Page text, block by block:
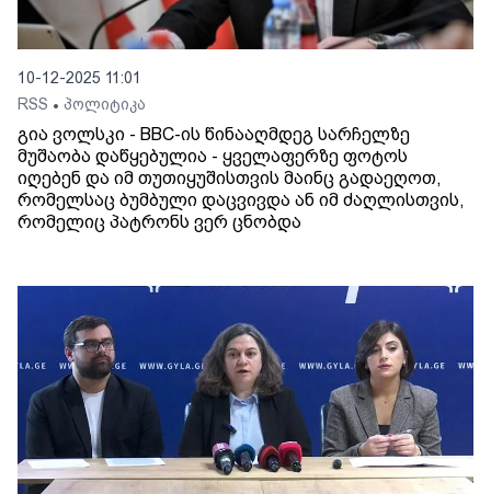
10-12-2025 11:01
RSS • პოლიტიკა
გია ვოლსკი - BBC-ის წინააღმდეგ სარჩელზე
მუშაობა დაწყებულია - ყველაფერზე ფოტოს
იღებენ და იმ თუთიყუშისთვის მაინც გადაეღოთ,
რომელსაც ბუმბული დაცვივდა ან იმ ძაღლისთვის,
რომელიც პატრონს ვერ ცნობდა